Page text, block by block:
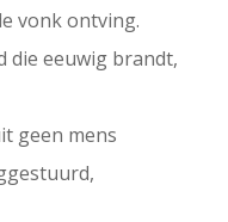
vonk ontving.
die eeuwig brandt,
geen mens